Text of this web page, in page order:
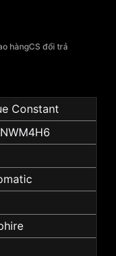
hàngCS đổi trả
Constant